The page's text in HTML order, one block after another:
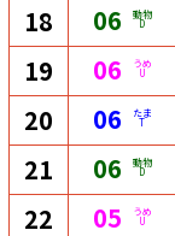
18 06 動物
D
19 06 うめ
U
20 06 たま
T
21 06 動物
D
22 05 うめ
U